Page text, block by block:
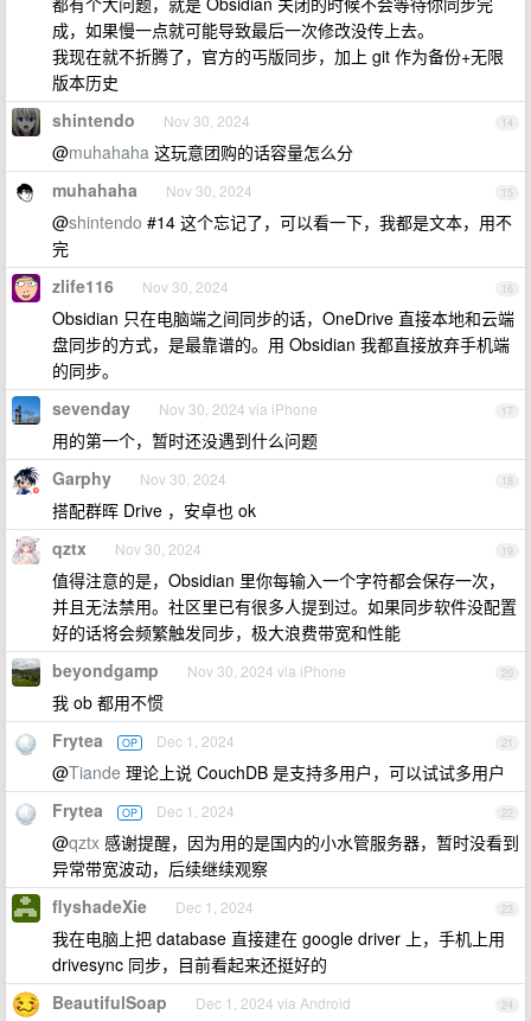
成，如果慢一点就可能导致最后一次修改没传上去。
我现在就不折腾了，官方的丐版同步，加上 git 作为备份+无限
版本历史
14
shintendo Nov 30, 2024
@muhahaha 这玩意团购的话容量怎么分
15
muhahaha Nov 30, 2024
@shintendo #14 这个忘记了，可以看一下，我都是文本，用不
完
16
zlife116 Nov 30, 2024
Obsidian 只在电脑端之间同步的话，OneDrive 直接本地和云端
盘同步的方式，是最靠谱的。用 Obsidian 我都直接放弃手机端
的同步。
17
sevenday Nov 30, 2024 via iPhone
用的第一个，暂时还没遇到什么问题
18
Garphy Nov 30, 2024
搭配群晖 Drive ，安卓也 ok
19
qztx Nov 30, 2024
值得注意的是，Obsidian 里你每输入一个字符都会保存一次，
并且无法禁用。社区里已有很多人提到过。如果同步软件没配置
好的话将会频繁触发同步，极大浪费带宽和性能
20
beyondgamp Nov 30, 2024 via iPhone
我 ob 都用不惯
21
Frytea OP Dec 1, 2024
@Tiande 理论上说 CouchDB 是支持多用户，可以试试多用户
22
Frytea OP Dec 1, 2024
@qztx 感谢提醒，因为用的是国内的小水管服务器，暂时没看到
异常带宽波动，后续继续观察
23
flyshadeXie Dec 1, 2024
我在电脑上把 database 直接建在 google driver 上，手机上用
drivesync 同步，目前看起来还挺好的
24
BeautifulSoap Dec 1, 2024 via Android